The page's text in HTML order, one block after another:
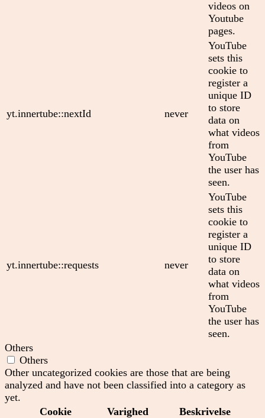
videos on
Youtube
pages.
yt.innertube::nextId never
YouTube
sets this
cookie to
register a
unique ID
to store
data on
what videos
from
YouTube
the user has
seen.
yt.innertube::requests never
YouTube
sets this
cookie to
register a
unique ID
to store
data on
what videos
from
YouTube
the user has
seen.
Others
Others
Other uncategorized cookies are those that are being
analyzed and have not been classified into a category as
yet.
Cookie
Varighed
Beskrivelse